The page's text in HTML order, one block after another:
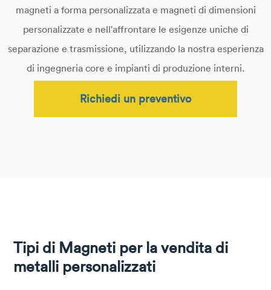
magneti a forma personalizzata e magneti di dimensioni
personalizzate e nell'affrontare le esigenze uniche di
separazione e trasmissione, utilizzando la nostra esperienza
di ingegneria core e impianti di produzione interni.
Richiedi un preventivo
Tipi di Magneti per la vendita di
metalli personalizzati